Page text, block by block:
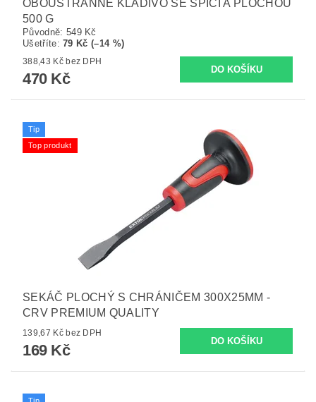
OBOUSTRANNÉ KLADIVO SE ŠPICÍ A PLOCHOU
500 G
Původně: 549 Kč
Ušetříte:79 Kč (–14 %)
388,43 Kč bez DPH
470 Kč
Tip
Top produkt
SEKÁČ PLOCHÝ S CHRÁNIČEM 300X25MM -
CRV PREMIUM QUALITY
139,67 Kč bez DPH
169 Kč